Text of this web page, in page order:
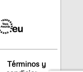
Términos y